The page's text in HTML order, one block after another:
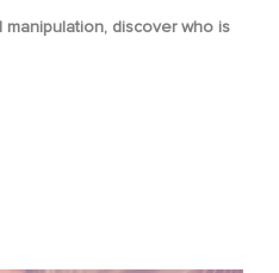
discover who is